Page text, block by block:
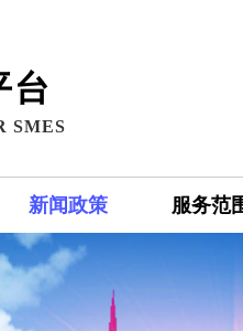
台
SMES
新闻政策 服务范